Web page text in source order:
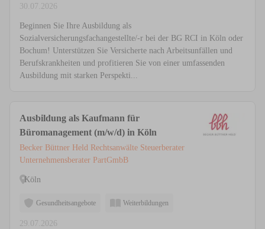
30.07.2026
Beginnen Sie Ihre Ausbildung als
Sozialversicherungsfachangestellte/-r bei der BG RCI in Köln oder
Bochum! Unterstützen Sie Versicherte nach Arbeitsunfällen und
Berufskrankheiten und profitieren Sie von einer umfassenden
Ausbildung mit starken Perspekti...
Ausbildung als Kaufmann für
Büromanagement (m/w/d) in Köln
Becker Büttner Held Rechtsanwälte Steuerberater
Unternehmensberater PartGmbB
Köln
Gesundheitsangebote Weiterbildungen
29.07.2026